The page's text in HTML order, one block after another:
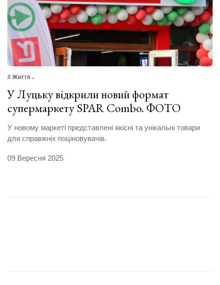
# Життя
У Луцьку відкрили новий формат
супермаркету SPAR Combo. ФОТО
У новому маркеті представлені якісні та унікальні товари
для справжніх поціновувачів.
09 Вересня 2025